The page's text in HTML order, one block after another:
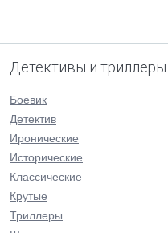
Детективы и триллеры
Боевик
Детектив
Иронические
Исторические
Классические
Крутые
Триллеры